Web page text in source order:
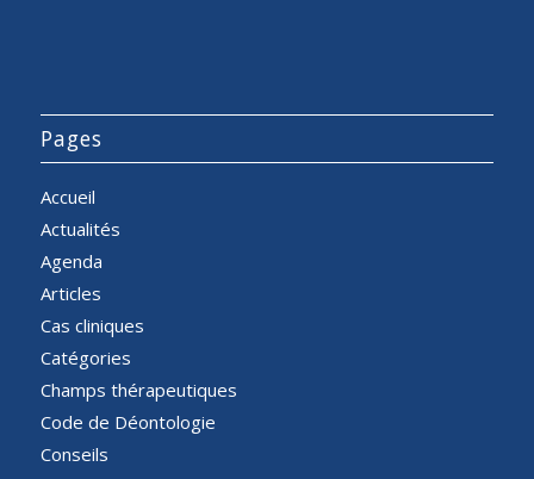
Pages
Accueil
Actualités
Agenda
Articles
Cas cliniques
Catégories
Champs thérapeutiques
Code de Déontologie
Conseils